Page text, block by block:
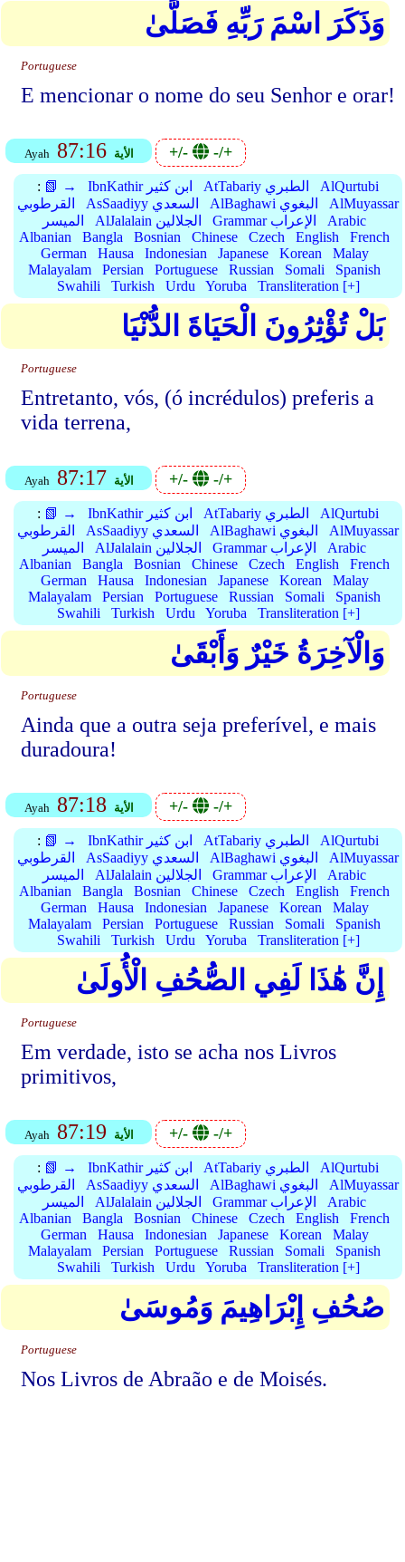
وَذَكَرَ اسْمَ رَبِّهِ فَصَلَّىٰ
Portuguese
E mencionar o nome do seu Senhor e orar!
Ayah 87:16 الأية +/- -/+
: 📗 → IbnKathir ابن كثير AtTabariy الطبري
AlQurtubi
القرطوبي
AsSaadiyy السعدي AlBaghawi البغوي
AlMuyassar
الميسر
AlJalalain الجلالين Grammar الإعراب
Arabic
Albanian
Bangla Bosnian Chinese Czech English
French
German
Hausa Indonesian Japanese Korean
Malay
Malayalam
Persian Portuguese Russian Somali
Spanish
Swahili
Turkish Urdu Yoruba Transliteration [+]
بَلْ تُؤْثِرُونَ الْحَيَاةَ الدُّنْيَا
Portuguese
Entretanto, vós, (ó incrédulos) preferis a
vida terrena,
Ayah 87:17 الأية +/- -/+
: 📗 → IbnKathir ابن كثير AtTabariy الطبري
AlQurtubi
القرطوبي
AsSaadiyy السعدي AlBaghawi البغوي
AlMuyassar
الميسر
AlJalalain الجلالين Grammar الإعراب
Arabic
Albanian
Bangla Bosnian Chinese Czech English
French
German
Hausa Indonesian Japanese Korean
Malay
Malayalam
Persian Portuguese Russian Somali
Spanish
Swahili
Turkish Urdu Yoruba Transliteration [+]
وَالْآخِرَةُ خَيْرٌ وَأَبْقَىٰ
Portuguese
Ainda que a outra seja preferível, e mais
duradoura!
Ayah 87:18 الأية +/- -/+
: 📗 → IbnKathir ابن كثير AtTabariy الطبري
AlQurtubi
القرطوبي
AsSaadiyy السعدي AlBaghawi البغوي
AlMuyassar
الميسر
AlJalalain الجلالين Grammar الإعراب
Arabic
Albanian
Bangla Bosnian Chinese Czech English
French
German
Hausa Indonesian Japanese Korean
Malay
Malayalam
Persian Portuguese Russian Somali
Spanish
Swahili
Turkish Urdu Yoruba Transliteration [+]
إِنَّ هَٰذَا لَفِي الصُّحُفِ الْأُولَىٰ
Portuguese
Em verdade, isto se acha nos Livros
primitivos,
Ayah 87:19 الأية +/- -/+
: 📗 → IbnKathir ابن كثير AtTabariy الطبري
AlQurtubi
القرطوبي
AsSaadiyy السعدي AlBaghawi البغوي
AlMuyassar
الميسر
AlJalalain الجلالين Grammar الإعراب
Arabic
Albanian
Bangla Bosnian Chinese Czech English
French
German
Hausa Indonesian Japanese Korean
Malay
Malayalam
Persian Portuguese Russian Somali
Spanish
Swahili
Turkish Urdu Yoruba Transliteration [+]
صُحُفِ إِبْرَاهِيمَ وَمُوسَىٰ
Portuguese
Nos Livros de Abraão e de Moisés.